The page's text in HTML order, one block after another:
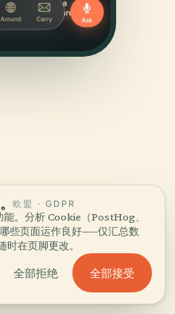
现。
、建筑资料与本地专长调
欧盟 · GDPR
。分析 Cookie（PostHog、
些页面运作良好——仅汇总数
在页脚更改。
全部拒绝 全部接受